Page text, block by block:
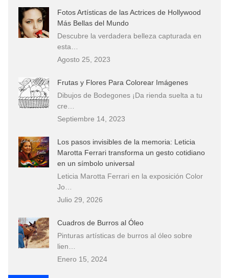
Fotos Artísticas de las Actrices de Hollywood
Más Bellas del Mundo
Descubre la verdadera belleza capturada en
esta…
Agosto 25, 2023
Frutas y Flores Para Colorear Imágenes
Dibujos de Bodegones ¡Da rienda suelta a tu
cre…
Septiembre 14, 2023
Los pasos invisibles de la memoria: Leticia
Marotta Ferrari transforma un gesto cotidiano
en un símbolo universal
Leticia Marotta Ferrari en la exposición Color
Jo…
Julio 29, 2026
Cuadros de Burros al Óleo
Pinturas artísticas de burros al óleo sobre
lien…
Enero 15, 2024